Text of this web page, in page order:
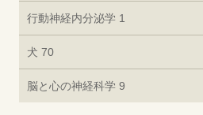
行動神経内分泌学 1
犬 70
脳と心の神経科学 9